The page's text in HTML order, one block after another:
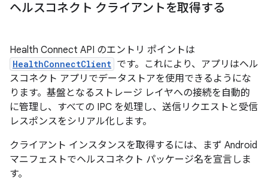
ヘルスコネクト クライアントを取得する
Health Connect API のエントリ ポイントは
HealthConnectClient です。これにより、アプリはヘル
スコネクト アプリでデータストアを使用できるようにな
ります。基盤となるストレージ レイヤへの接続を自動的
に管理し、すべての IPC を処理し、送信リクエストと受信
レスポンスをシリアル化します。
クライアント インスタンスを取得するには、まず Android
マニフェストでヘルスコネクト パッケージ名を宣言しま
す。